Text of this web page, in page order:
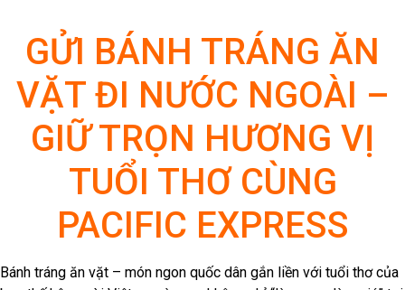
GỬI BÁNH TRÁNG ĂN
VẶT ĐI NƯỚC NGOÀI –
GIỮ TRỌN HƯƠNG VỊ
TUỔI THƠ CÙNG
PACIFIC EXPRESS
Bánh tráng ăn vặt – món ngon quốc dân gắn liền với tuổi thơ của